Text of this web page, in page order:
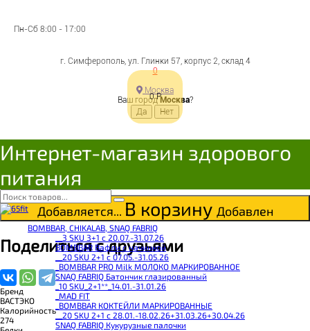
Пн-Сб 8:00 - 17:00
г. Симферополь, ул. Глинки 57, корпус 2, склад 4
0
0Р
Москва
Ваш городМосква?
Интернет-магазин здорового
питания
BOMBBAR, CHIKALAB, SNAQ FABRIQ
__3 SKU 3+1 с 20.07.-31.07.26
BOMBBAR Вафли с начинкой
__20 SKU 2+1 с 07.05.-31.05.26
_BOMBBAR PRO Milk МОЛОКО МАРКИРОВАННОЕ
SNAQ FABRIQ Батончик глазированный
_10 SKU_2+1**_14.01.-31.01.26
_MAD FIT
_BOMBBAR КОКТЕЙЛИ МАРКИРОВАННЫЕ
__20 SKU 2+1 с 28.01.-18.02.26+31.03.26+30.04.26
SNAQ FABRIQ Кукурузные палочки
ВАСТЭКО Батончики
козинаки из полбы с
4627094502324
Цена:
68Р
Под заказ
Добавляется... В корзину Добавлен
Поделиться с друзьями
Бренд
ВАСТЭКО
Калорийность
274